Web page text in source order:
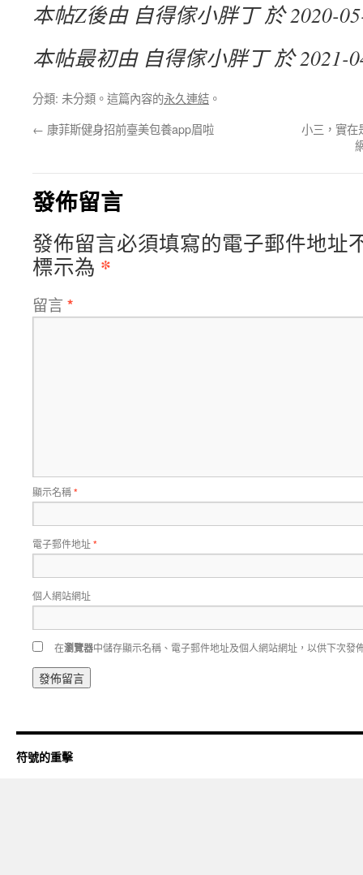
本帖Z後由 自得傢小胖丁 於 2020-
本帖最初由 自得傢小胖丁 於 2021-
分類: 未分類。這篇內容的永久連結 。
← 康菲斯健身招前臺美包養app眉啦
小三，實在
發佈留言
發佈留言必須填寫的電子郵件地址
標示為 *
留言 *
顯示名稱*
電子郵件地址*
個人網站網址
在瀏覽器中儲存顯示名稱、電子郵件地址及個人網站網址，以供下次發
符號的重擊